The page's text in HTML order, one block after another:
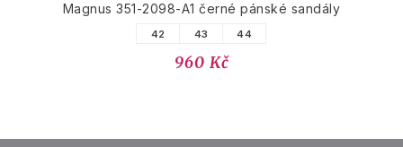
Magnus 351-2098-A1 černé pánské sandály
42 43 44
960 Kč